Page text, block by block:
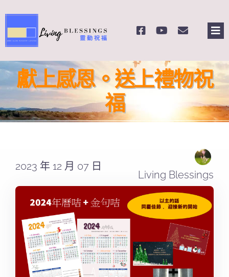
to
content
關於我們
奉獻支持
Search
獻上感恩。送上禮物祝
福
2023 年 12 月 07 日
Living Blessings